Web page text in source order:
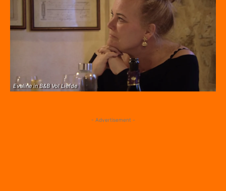
Eveline in B&B Vol Liefde
- Advertisement -